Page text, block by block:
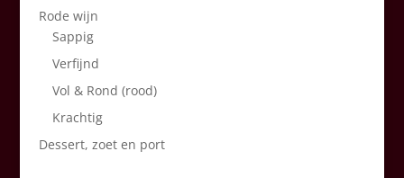
Rode wijn
Sappig
Verfijnd
Vol & Rond (rood)
Krachtig
Dessert, zoet en port